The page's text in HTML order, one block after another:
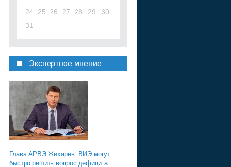
24
25 26 27 28 29
30
31
Экспертное мнение
Глава АРВЭ Жихарев: ВИЭ могут
быстро решить вопрос дефицита